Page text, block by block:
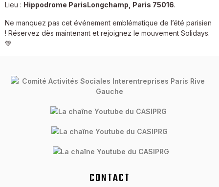
Lieu : Hippodrome ParisLongchamp, Paris 75016.
Ne manquez pas cet événement emblématique de l’été parisien
! Réservez dès maintenant et rejoignez le mouvement Solidays.
💚
CONTACT